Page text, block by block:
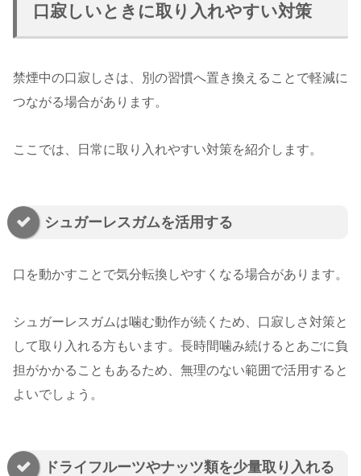
口寂しいときに取り入れやすい対策
禁煙中の口寂しさは、別の習慣へ置き換えることで軽減に
つながる場合があります。
ここでは、日常に取り入れやすい対策を紹介します。
シュガーレスガムを活用する
口を動かすことで気分転換しやすくなる場合があります。
シュガーレスガムは噛む動作が続くため、口寂しさ対策と
して取り入れる方もいます。長時間噛み続けるとあごに負
担がかかることもあるため、無理のない範囲で活用すると
よいでしょう。
ドライフルーツやナッツ類を少量取り入れる